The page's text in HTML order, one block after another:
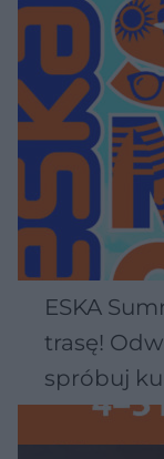
ESKA
trasę!
spróbuj
Wawelu